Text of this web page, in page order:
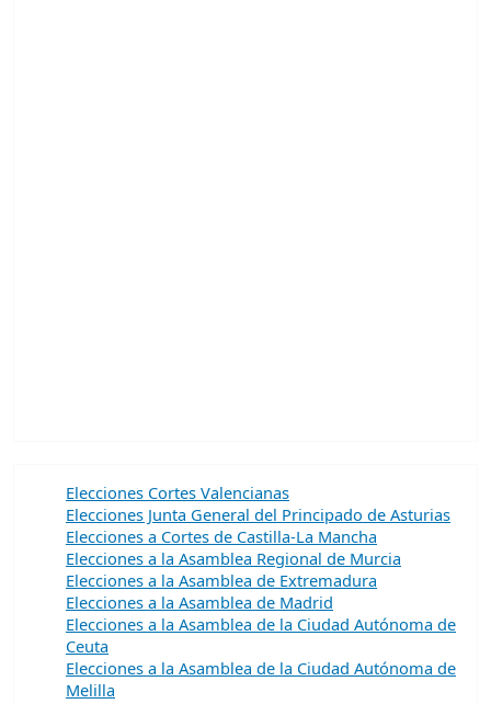
Elecciones Cortes Valencianas
Elecciones Junta General del Principado de Asturias
Elecciones a Cortes de Castilla-La Mancha
Elecciones a la Asamblea Regional de Murcia
Elecciones a la Asamblea de Extremadura
Elecciones a la Asamblea de Madrid
Elecciones a la Asamblea de la Ciudad Autónoma de
Ceuta
Elecciones a la Asamblea de la Ciudad Autónoma de
Melilla